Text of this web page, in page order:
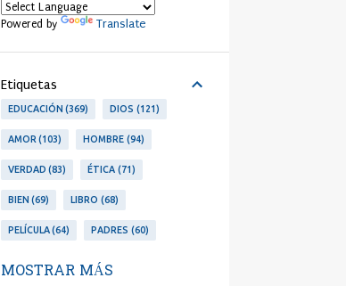
Powered by Translate
Etiquetas
EDUCACIÓN 369 DIOS 121
AMOR 103 HOMBRE 94
VERDAD 83 ÉTICA 71
BIEN 69 LIBRO 68
PELÍCULA 64 PADRES 60
PERSONA
MOSTRAR MÁS